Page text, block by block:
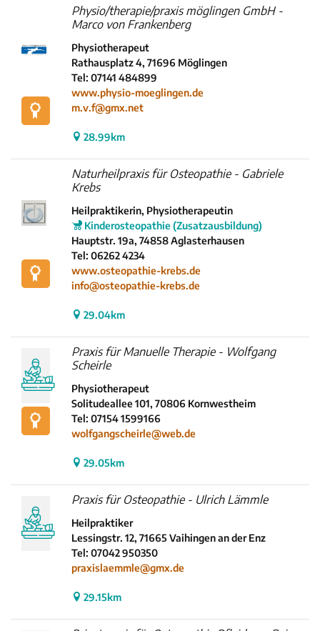
Physio/therapie/praxis möglingen GmbH -
Marco von Frankenberg
Physiotherapeut
Rathausplatz 4, 71696 Möglingen
Tel: 07141 484899
www.physio-moeglingen.de
m.v.f@gmx.net
28.99km
Naturheilpraxis für Osteopathie - Gabriele
Krebs
Heilpraktikerin, Physiotherapeutin
Kinderosteopathie (Zusatzausbildung)
Hauptstr. 19a, 74858 Aglasterhausen
Tel: 06262 4234
www.osteopathie-krebs.de
info@osteopathie-krebs.de
29.04km
Praxis für Manuelle Therapie - Wolfgang
Scheirle
Physiotherapeut
Solitudeallee 101, 70806 Kornwestheim
Tel: 07154 1599166
wolfgangscheirle@web.de
29.05km
Praxis für Osteopathie - Ulrich Lämmle
Heilpraktiker
Lessingstr. 12, 71665 Vaihingen an der Enz
Tel: 07042 950350
praxislaemmle@gmx.de
29.15km